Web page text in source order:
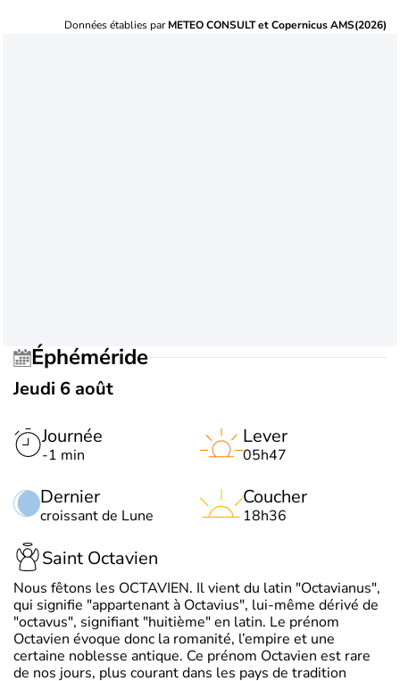
Données établies parMETEO CONSULT et Copernicus AMS(2026)
Éphéméride
Jeudi 6 août
Journée
-1 min
Dernier
croissant de Lune
Lever
05h47
Coucher
18h36
Saint Octavien
Nous fêtons les OCTAVIEN. Il vient du latin "Octavianus",
qui signifie "appartenant à Octavius", lui-même dérivé de
"octavus", signifiant "huitième" en latin. Le prénom
Octavien évoque donc la romanité, l’empire et une
certaine noblesse antique. Ce prénom Octavien est rare
de nos jours, plus courant dans les pays de tradition